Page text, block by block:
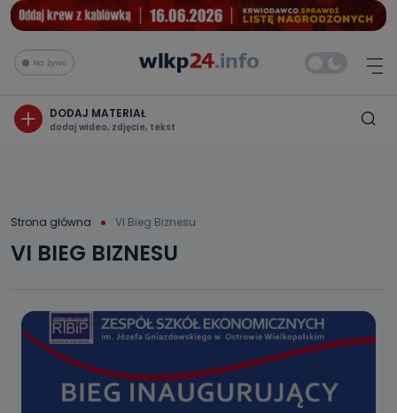
Na żywo
DODAJ MATERIAŁ
dodaj wideo, zdjęcie, tekst
Strona główna VI Bieg Biznesu
VI BIEG BIZNESU